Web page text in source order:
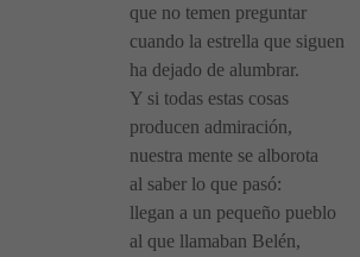
que no temen preguntar
cuando la estrella que siguen
ha dejado de alumbrar.
Y si todas estas cosas
producen admiración,
nuestra mente se alborota
al saber lo que pasó:
llegan a un pequeño pueblo
al que llamaban Belén,